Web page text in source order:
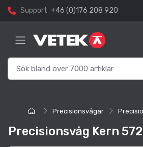
Support +46 (0)176 208 920
Precisionsvågar
Precisionsvåg Kern